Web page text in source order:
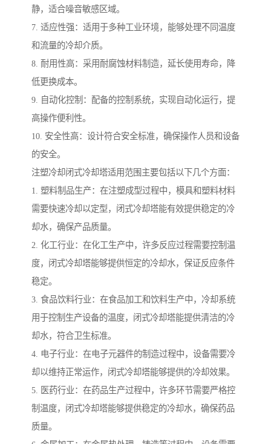
静，适合噪音敏感区域。
7. 适应性强：适用于多种工业环境，能够处理不同温度
和流量的冷却介质。
8. 耐用性高：采用耐腐蚀材料制造，延长使用寿命，降
低更换成本。
9. 自动化控制：配备的控制系统，实现自动化运行，提
高操作便利性。
10. 安全性高：设计符合安全标准，确保操作人员和设备
的安全。
注塑冷却闭式冷却塔适用范围主要包括以下几个方面：
1. 塑料制品生产：在注塑成型过程中，模具和塑料材料
需要快速冷却以定型，闭式冷却塔能有效提供稳定的冷
却水，确保产品质量。
2. 化工行业：在化工生产中，许多反应过程需要控制温
度，闭式冷却塔能够提供恒定的冷却水，保证反应条件
稳定。
3. 食品饮料行业：在食品加工和饮料生产中，冷却系统
用于控制生产设备的温度，闭式冷却塔能提供清洁的冷
却水，符合卫生标准。
4. 电子行业：在电子元器件的制造过程中，设备需要冷
却以维持正常运作，闭式冷却塔能够提供的冷却效果。
5. 医药行业：在药品生产过程中，许多环节需要严格控
制温度，闭式冷却塔能够提供稳定的冷却水，确保药品
质量。